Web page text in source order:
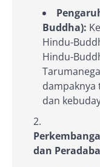
Buddha):
Hindu-
Hindu-
dan
dan